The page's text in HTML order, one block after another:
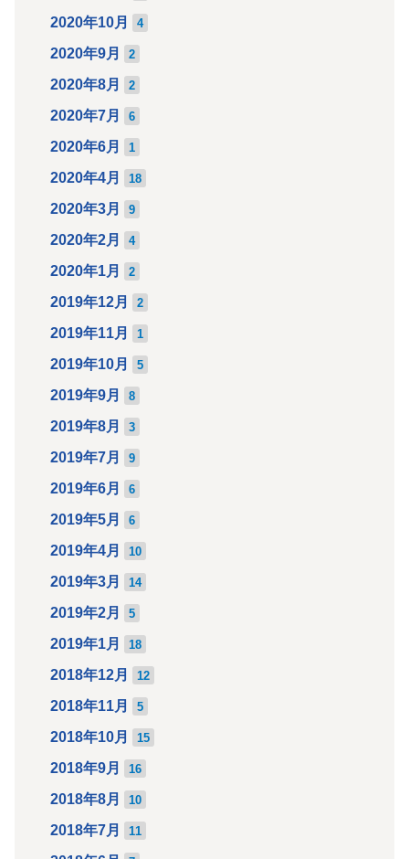
2020年10月 4
2020年9月 2
2020年8月 2
2020年7月 6
2020年6月 1
2020年4月 18
2020年3月 9
2020年2月 4
2020年1月 2
2019年12月 2
2019年11月 1
2019年10月 5
2019年9月 8
2019年8月 3
2019年7月 9
2019年6月 6
2019年5月 6
2019年4月 10
2019年3月 14
2019年2月 5
2019年1月 18
2018年12月 12
2018年11月 5
2018年10月 15
2018年9月 16
2018年8月 10
2018年7月 11